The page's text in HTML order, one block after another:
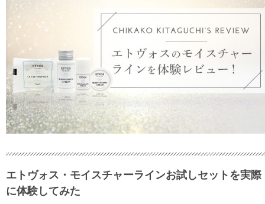
エトヴォス・モイスチャーラインお試しセットを実際
に体験してみた